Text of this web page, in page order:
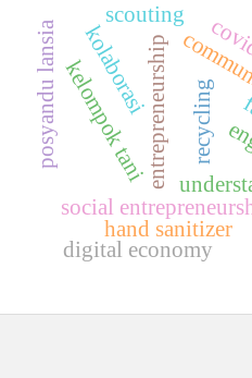
recycling
social
entrepreneurship
kolaborasi
kelompok tani
hand sanitizer
digital economy
posyandu lansia
scouting